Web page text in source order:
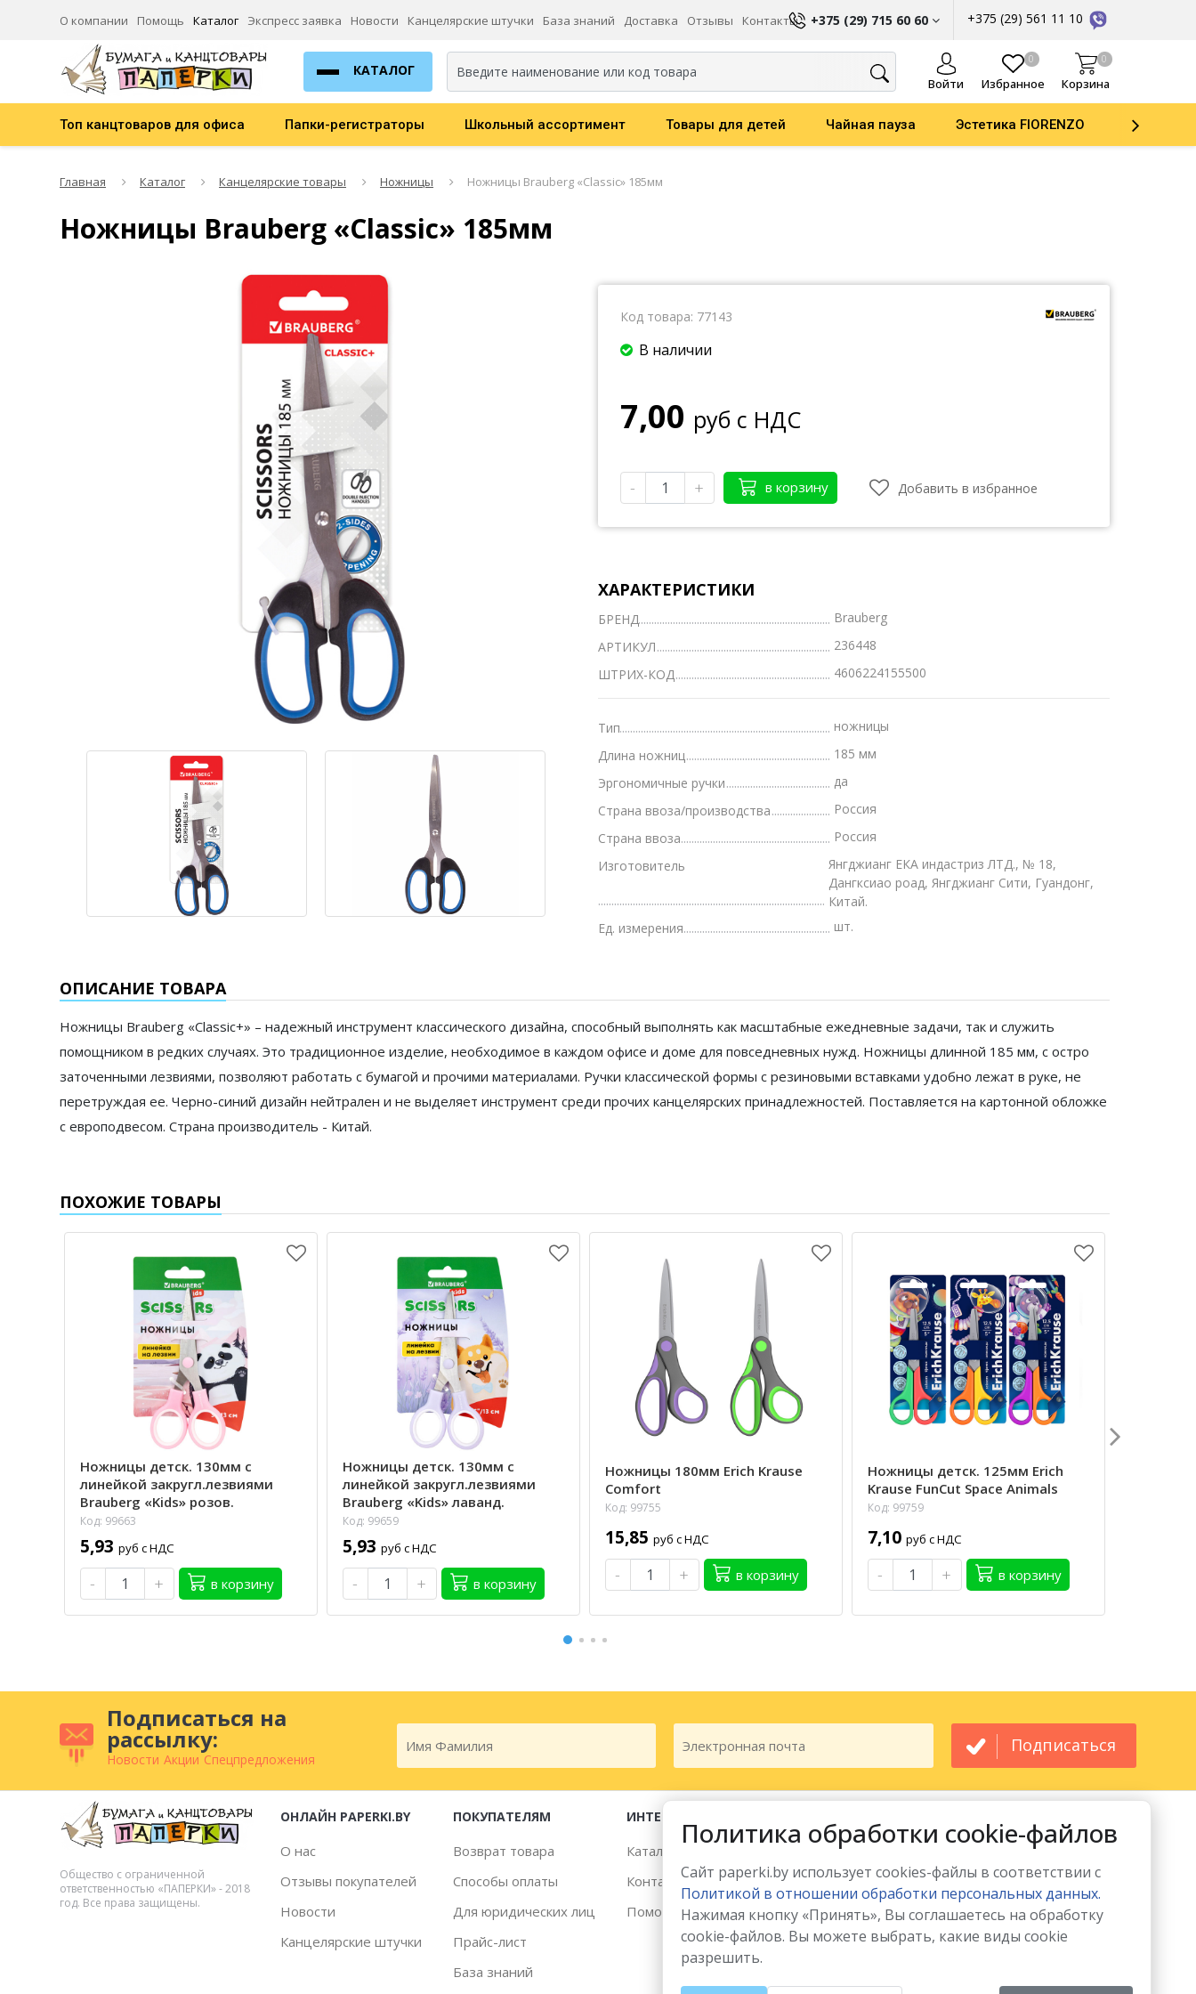
О компании Помощь Каталог Экспресс заявка Новости Канцелярские штучки База знаний Доставка Отзывы Контакты +375 (29) 715 60 60 +375 (29) 561 11 10
КАТАЛОГ
Блокноты, записные и алфавитные книжки
Тетради школьные А5 12-24 л.
Тетради полуобщие А5 36-48 л.
Тетради предметные
Ватманы, калька, бумага миллиметровая, форматки
Бумага для художественных и дизайнерских работ
Грамоты, дипломы, благодарности
Канцелярские книги, книги учета
Календари
Бумага писчая, газетная, копирка
Войти
0
Избранное
0
Корзина
Топ канцтоваров для офиса Папки-регистраторы Школьный ассортимент Товары для детей Чайная пауза Эстетика FIORENZO Parker
Главная Каталог Канцелярские товары Ножницы Ножницы Brauberg «Classic» 185мм
Ножницы Brauberg «Classic» 185мм
Код товара: 77143
В наличии
7,00 руб с НДС
- + в корзину Добавить в избранное
ХАРАКТЕРИСТИКИ
БРЕНД
Brauberg
АРТИКУЛ
236448
ШТРИХ-КОД
4606224155500
Тип
ножницы
Длина ножниц
185 мм
Эргономичные ручки
да
Страна ввоза/производства
Россия
Страна ввоза
Россия
Изготовитель
Янгджианг ЕКА индастриз ЛТД., № 18,
Дангксиао роад, Янгджианг Сити, Гуандонг,
Китай.
Ед. измерения
шт.
ОПИСАНИЕ ТОВАРА
Ножницы Brauberg «Classic+» – надежный инструмент классического дизайна, способный выполнять как масштабные ежедневные задачи, так и служить
помощником в редких случаях. Это традиционное изделие, необходимое в каждом офисе и доме для повседневных нужд. Ножницы длинной 185 мм, с остро
заточенными лезвиями, позволяют работать с бумагой и прочими материалами. Ручки классической формы с резиновыми вставками удобно лежат в руке, не
перетруждая ее. Черно-синий дизайн нейтрален и не выделяет инструмент среди прочих канцелярских принадлежностей. Поставляется на картонной обложке
с европодвесом. Страна производитель - Китай.
ПОХОЖИЕ ТОВАРЫ
Ножницы детск. 130мм с
линейкой закругл.лезвиями
Brauberg «Kids» розов.
Код: 99663
5,93 руб с НДС
- + в корзину
Ножницы детск. 130мм с
линейкой закругл.лезвиями
Brauberg «Kids» лаванд.
Код: 99659
5,93 руб с НДС
- + в корзину
Ножницы 180мм Erich Krause
Comfort
Код: 99755
15,85 руб с НДС
- + в корзину
Ножницы детск. 125мм Erich
Krause FunCut Space Animals
Код: 99759
7,10 руб с НДС
- + в корзину
Подписаться на
рассылку:
Новости Акции Спецпредложения
Подписаться
Общество с ограниченной
ответственностью «ПАПЕРКИ» - 2018
год. Все права защищены.
ОНЛАЙН PAPERKI.BY
О нас
Отзывы покупателей
Новости
Канцелярские штучки
ПОКУПАТЕЛЯМ
Возврат товара
Способы оплаты
Для юридических лиц
Прайс-лист
База знаний
ИНТЕРНЕТ-МАГАЗИН
Каталог товаров
Контакты
Помощь
Политика обработки cookie-файлов
Сайт paperki.by использует cookies-файлы в соответствии с
Политикой в отношении обработки персональных данных.
Нажимая кнопку «Принять», Вы соглашаетесь на обработку
cookie-файлов. Вы можете выбрать, какие виды cookie
разрешить.